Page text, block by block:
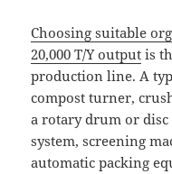
Choosing suitable
20,000 T/Y output is
production line. A
compost turner,
a rotary drum or
system, screening
automatic packing